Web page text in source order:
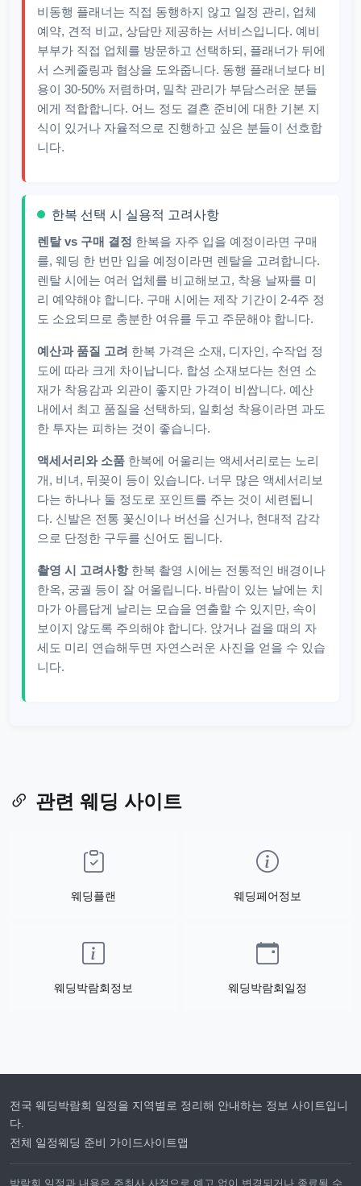
비동행 플래너는 직접 동행하지 않고 일정 관리, 업체
예약, 견적 비교, 상담만 제공하는 서비스입니다. 예비
부부가 직접 업체를 방문하고 선택하되, 플래너가 뒤에
서 스케줄링과 협상을 도와줍니다. 동행 플래너보다 비
용이 30-50% 저렴하며, 밀착 관리가 부담스러운 분들
에게 적합합니다. 어느 정도 결혼 준비에 대한 기본 지
식이 있거나 자율적으로 진행하고 싶은 분들이 선호합
니다.
한복 선택 시 실용적 고려사항
렌탈 vs 구매 결정 한복을 자주 입을 예정이라면 구매
를, 웨딩 한 번만 입을 예정이라면 렌탈을 고려합니다.
렌탈 시에는 여러 업체를 비교해보고, 착용 날짜를 미
리 예약해야 합니다. 구매 시에는 제작 기간이 2-4주 정
도 소요되므로 충분한 여유를 두고 주문해야 합니다.
예산과 품질 고려 한복 가격은 소재, 디자인, 수작업 정
도에 따라 크게 차이납니다. 합성 소재보다는 천연 소
재가 착용감과 외관이 좋지만 가격이 비쌉니다. 예산
내에서 최고 품질을 선택하되, 일회성 착용이라면 과도
한 투자는 피하는 것이 좋습니다.
액세서리와 소품 한복에 어울리는 액세서리로는 노리
개, 비녀, 뒤꽂이 등이 있습니다. 너무 많은 액세서리보
다는 하나나 둘 정도로 포인트를 주는 것이 세련됩니
다. 신발은 전통 꽃신이나 버선을 신거나, 현대적 감각
으로 단정한 구두를 신어도 됩니다.
촬영 시 고려사항한복 촬영 시에는 전통적인 배경이나
한옥, 궁궐 등이 잘 어울립니다. 바람이 있는 날에는 치
마가 아름답게 날리는 모습을 연출할 수 있지만, 속이
보이지 않도록 주의해야 합니다. 앉거나 걸을 때의 자
세도 미리 연습해두면 자연스러운 사진을 얻을 수 있습
니다.
관련 웨딩 사이트
웨딩플랜 웨딩페어정보
웨딩박람회정보 웨딩박람회일정
전국 웨딩박람회 일정을 지역별로 정리해 안내하는 정보 사이트입니
다.
전체 일정웨딩 준비 가이드사이트맵
박람회 일정과 내용은 주최사 사정으로 예고 없이 변경되거나 종료될 수